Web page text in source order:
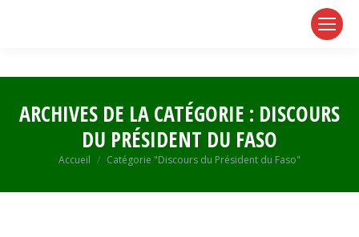
ARCHIVES DE LA CATÉGORIE : DISCOURS
DU PRÉSIDENT DU FASO
Vous êtes ici :
Accueil Catégorie "Discours du Président du Faso"